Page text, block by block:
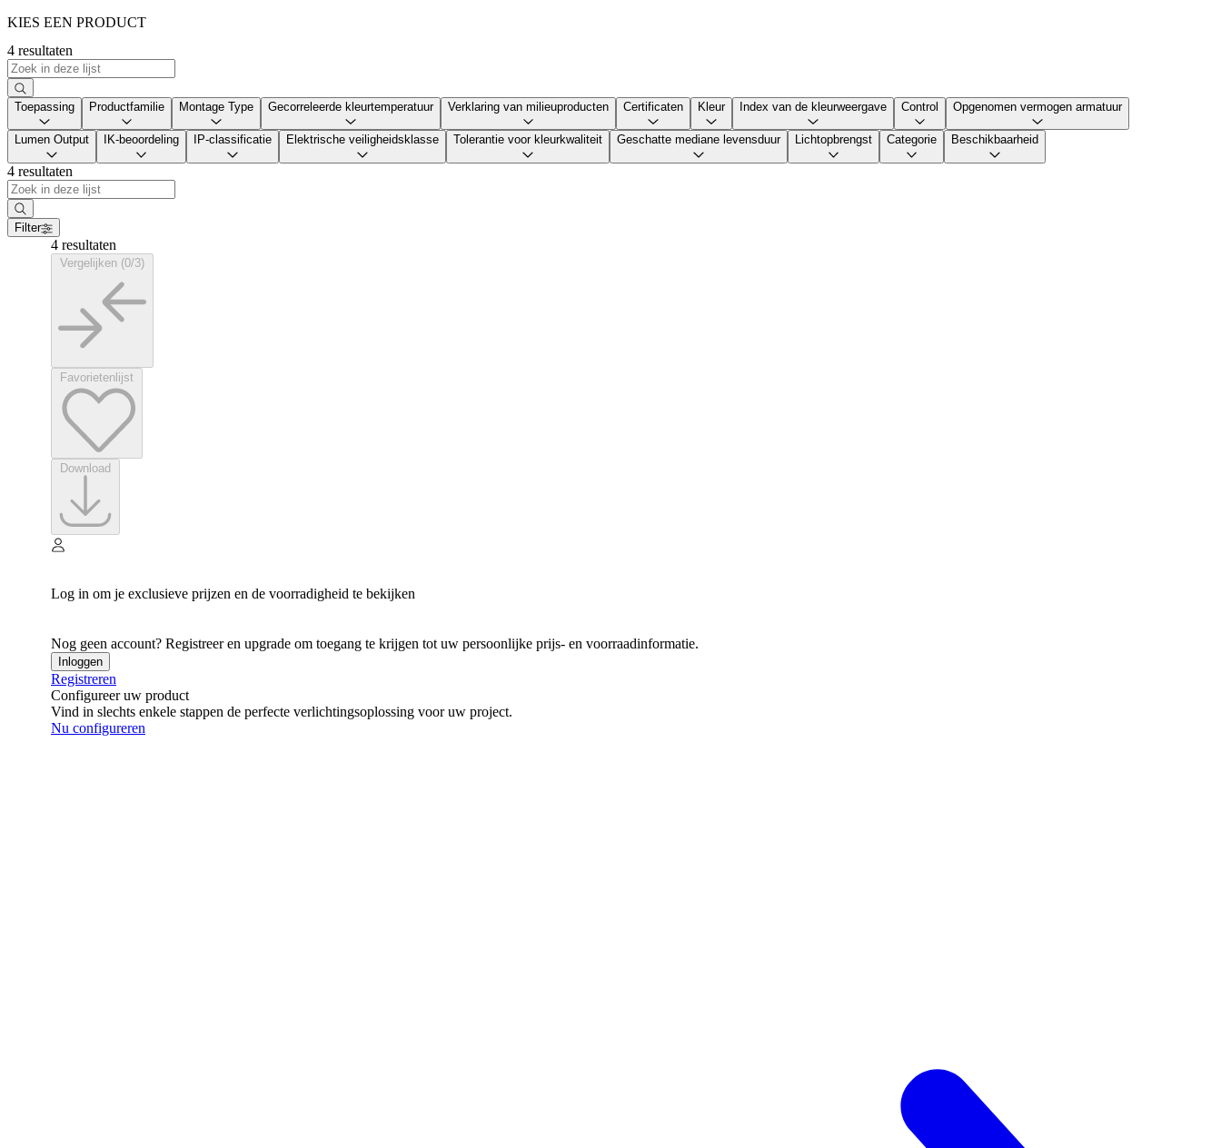
KIES EEN PRODUCT
4 resultaten
Toepassing Productfamilie Montage Type Gecorreleerde kleurtemperatuur Verklaring van milieuproducten Certificaten Kleur Index van de kleurweergave Control Opgenomen vermogen armatuur
Lumen Output IK-beoordeling IP-classificatie Elektrische veiligheidsklasse Tolerantie voor kleurkwaliteit Geschatte mediane levensduur Lichtopbrengst Categorie Beschikbaarheid
4 resultaten
Filter
4 resultaten
Log in om je exclusieve prijzen en de voorradigheid te bekijken
Nog geen account? Registreer en upgrade om toegang te krijgen tot uw persoonlijke prijs- en voorraadinformatie.
Inloggen
Registreren
Configureer uw product
Vind in slechts enkele stappen de perfecte verlichtingsoplossing voor uw project.
Nu configureren